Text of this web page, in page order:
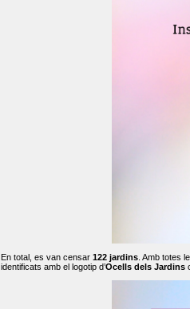
En total, es van censar 122 jardins . Amb totes
identificats amb el logotip d’Ocells dels Jardins